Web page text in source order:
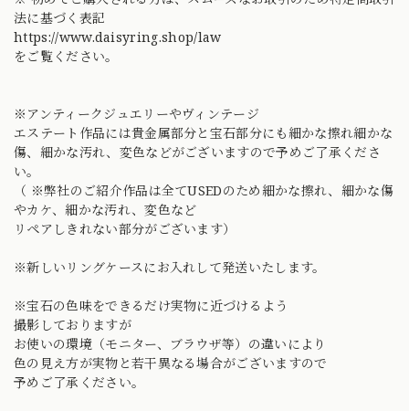
法に基づく表記
https://www.daisyring.shop/law
をご覧ください。
※アンティークジュエリーやヴィンテージ
エステート作品には貴金属部分と宝石部分にも細かな擦れ細かな
傷、細かな汚れ、変色などがございますので予めご了承くださ
い。
（ ※弊社のご紹介作品は全てUSEDのため細かな擦れ、細かな傷
やカケ、細かな汚れ、変色など
リペアしきれない部分がございます）
※新しいリングケースにお入れして発送いたします。
※宝石の色味をできるだけ実物に近づけるよう
撮影しておりますが
お使いの環境（モニター、ブラウザ等）の違いにより
色の見え方が実物と若干異なる場合がございますので
予めご了承ください。